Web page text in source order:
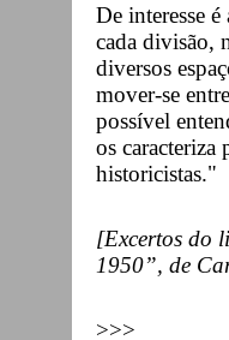
De interesse
cada divisão,
diversos
mover-se
possível
os caracteriza
historicistas."
[Excertos do
1950”, de
>>>